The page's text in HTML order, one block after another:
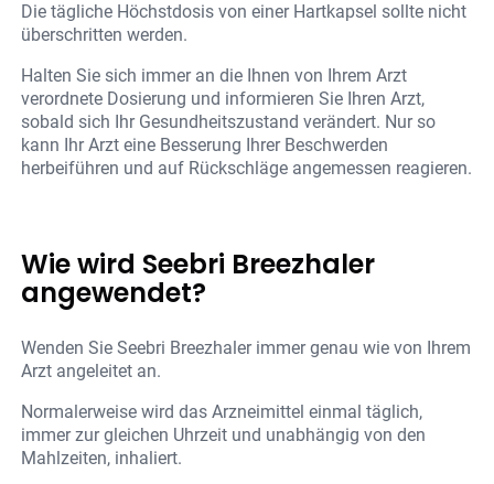
Die tägliche Höchstdosis von einer Hartkapsel sollte nicht
überschritten werden.
Halten Sie sich immer an die Ihnen von Ihrem Arzt
verordnete Dosierung und informieren Sie Ihren Arzt,
sobald sich Ihr Gesundheitszustand verändert. Nur so
kann Ihr Arzt eine Besserung Ihrer Beschwerden
herbeiführen und auf Rückschläge angemessen reagieren.
Wie wird Seebri Breezhaler
angewendet?
Wenden Sie Seebri Breezhaler immer genau wie von Ihrem
Arzt angeleitet an.
Normalerweise wird das Arzneimittel einmal täglich,
immer zur gleichen Uhrzeit und unabhängig von den
Mahlzeiten, inhaliert.